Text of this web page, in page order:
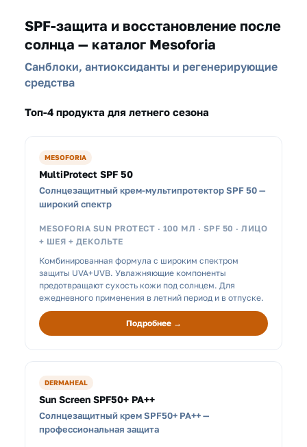
SPF-защита и восстановление после
солнца — каталог Mesoforia
Санблоки, антиоксиданты и регенерирующие
средства
Топ-4 продукта для летнего сезона
MESOFORIA
MultiProtect SPF 50
Солнцезащитный крем-мультипротектор SPF 50 —
широкий спектр
MESOFORIA SUN PROTECT · 100 МЛ · SPF 50 · ЛИЦО
+ ШЕЯ + ДЕКОЛЬТЕ
Комбинированная формула с широким спектром
защиты UVA+UVB. Увлажняющие компоненты
предотвращают сухость кожи под солнцем. Для
ежедневного применения в летний период и в отпуске.
Подробнее →
DERMAHEAL
Sun Screen SPF50+ PA++
Солнцезащитный крем SPF50+ PA++ —
профессиональная защита